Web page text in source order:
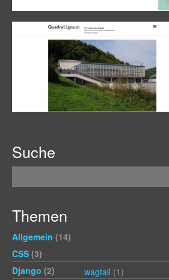
Suche
Themen
Allgemein (14)
CSS (3)
Django (2) wagtail (1)